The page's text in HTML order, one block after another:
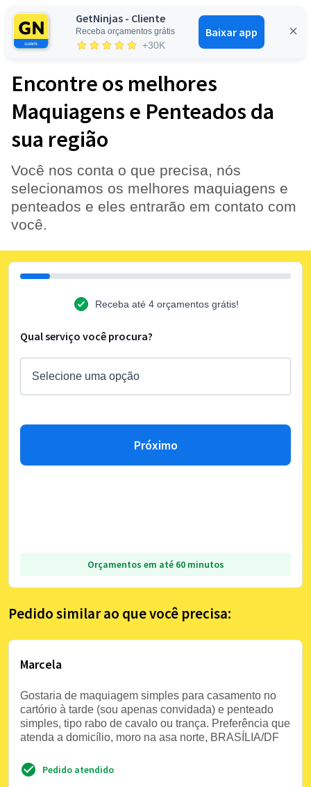
GetNinjas - Cliente
Receba orçamentos grátis
+30K
Baixar app
Entrar
Encontre os melhores
Maquiagens e Penteados da
sua região
Você nos conta o que precisa, nós
selecionamos os melhores maquiagens e
penteados e eles entrarão em contato com
você.
Receba até 4 orçamentos grátis!
Qual serviço você procura?
Próximo
Orçamentos em até 60 minutos
Pedido similar ao que você precisa:
Marcela
Gostaria de maquiagem simples para casamento no
cartório à tarde (sou apenas convidada) e penteado
simples, tipo rabo de cavalo ou trança. Preferência que
atenda a domicílio, moro na asa norte, BRASÍLIA/DF
Pedido atendido